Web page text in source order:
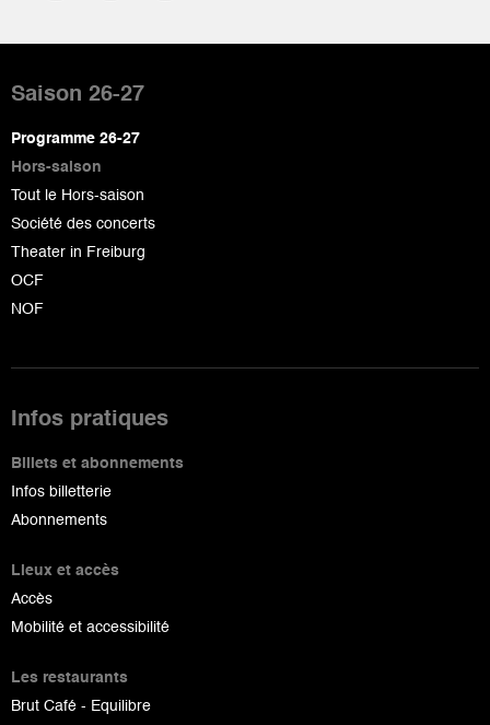
de
page
Saison 26-27
Programme 26-27
Hors-saison
Tout le Hors-saison
Société des concerts
Theater in Freiburg
OCF
NOF
Infos pratiques
Billets et abonnements
Infos billetterie
Abonnements
Lieux et accès
Accès
Mobilité et accessibilité
Les restaurants
Brut Café - Equilibre